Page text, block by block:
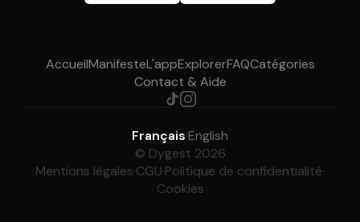
AccueilManifesteL'appExplorerFAQCatégories
Contact & Aide
Français·English
© Dygest 2026
Mentions légales·CGU·Politique de confidentialité·
Cookies